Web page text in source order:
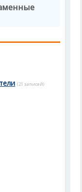
(21 записей)